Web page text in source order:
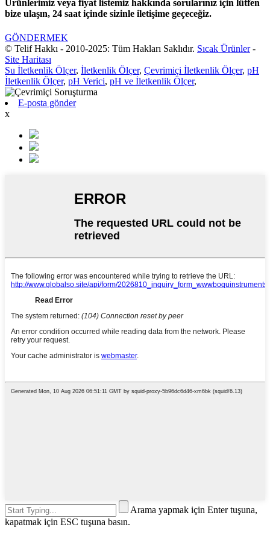
Ürünlerimiz veya fiyat listemiz hakkında sorularınız için lütfen
bize ulaşın, 24 saat içinde sizinle iletişime geçeceğiz.
GÖNDERMEK
© Telif Hakkı - 2010-2025: Tüm Hakları Saklıdır. Sıcak Ürünler-
Site Haritası
Su İletkenlik Ölçer, İletkenlik Ölçer, Çevrimiçi İletkenlik Ölçer, pH
İletkenlik Ölçer, pH Verici, pH ve İletkenlik Ölçer,
E-posta gönder
x
Arama yapmak için Enter tuşuna,
kapatmak için ESC tuşuna basın.